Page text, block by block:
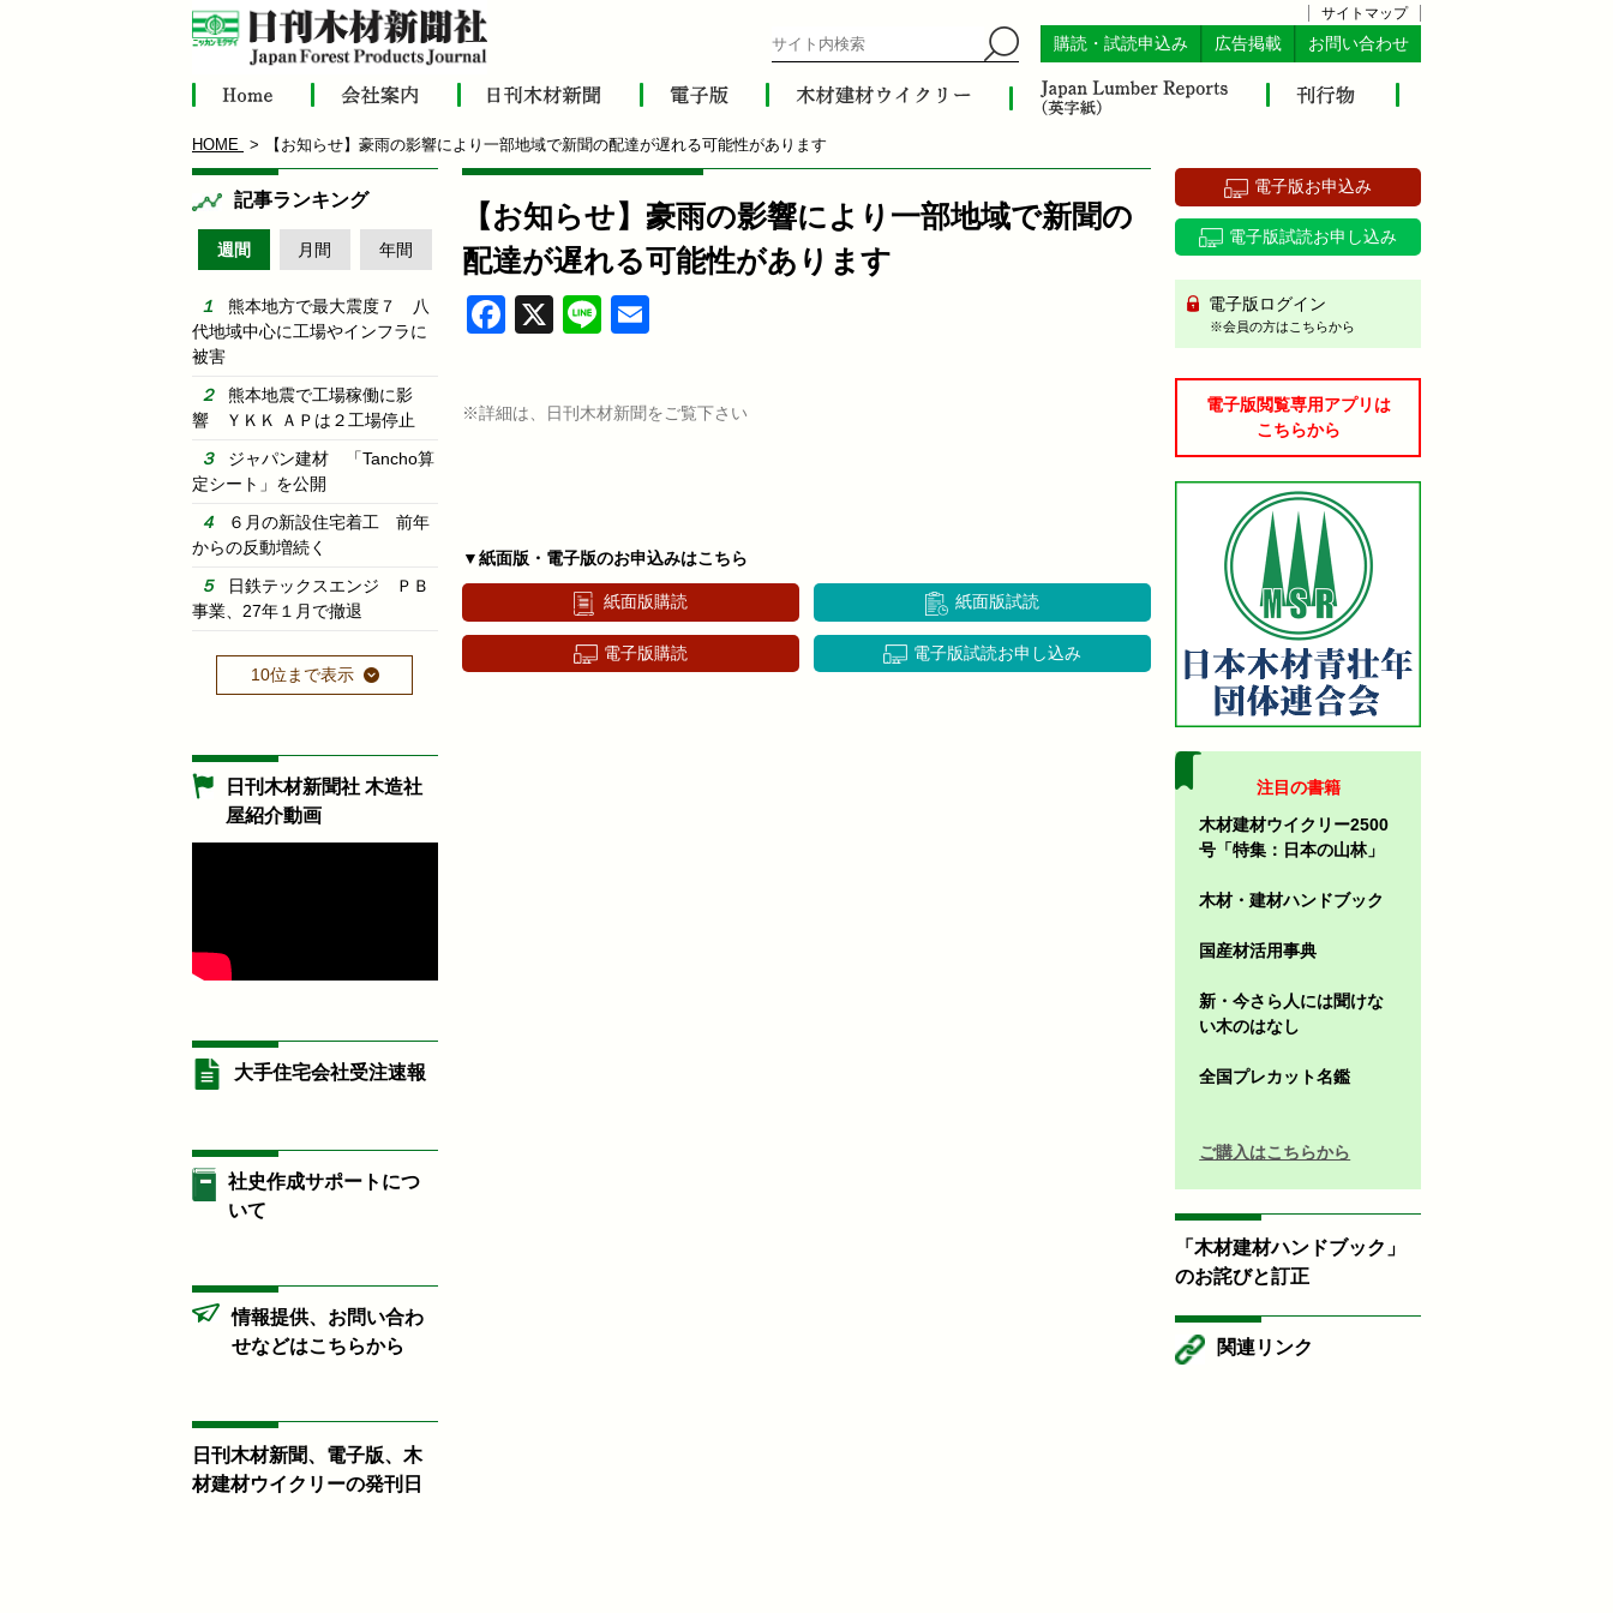
サイトマップ
購読・試読申込み 広告掲載 お問い合わせ
HOME 【お知らせ】豪雨の影響により一部地域で新聞の配達が遅れる可能性があります
【お知らせ】豪雨の影響により一部地域で新聞の
配達が遅れる可能性があります
Facebook
X Line
※詳細は、日刊木材新聞をご覧下さい
▼紙面版・電子版のお申込みはこちら
紙面版購読 紙面版試読
電子版購読 電子版試読お申し込み
記事ランキング
週間 月間 年間
熊本地方で最大震度７ 八
代地域中心に工場やインフラに
被害
熊本地震で工場稼働に影
響 ＹＫＫ ＡＰは２工場停止
ジャパン建材 「Tancho算
定シート」を公開
６月の新設住宅着工 前年
からの反動増続く
日鉄テックスエンジ ＰＢ
事業、27年１月で撤退
10位まで表示
日刊木材新聞社 木造社
屋紹介動画
大手住宅会社受注速報
社史作成サポートにつ
いて
情報提供、お問い合わ
せなどはこちらから
日刊木材新聞、電子版、木
材建材ウイクリーの発刊日
電子版お申込み
電子版試読お申し込み
電子版ログイン
※会員の方はこちらから
電子版閲覧専用アプリは
こちらから
注目の書籍
木材建材ウイクリー2500
号「特集：日本の山林」
木材・建材ハンドブック
国産材活用事典
新・今さら人には聞けな
い木のはなし
全国プレカット名鑑
ご購入はこちらから
「木材建材ハンドブック」
のお詫びと訂正
関連リンク